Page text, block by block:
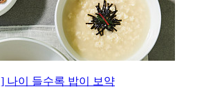
나이 들수록 밥이 보약